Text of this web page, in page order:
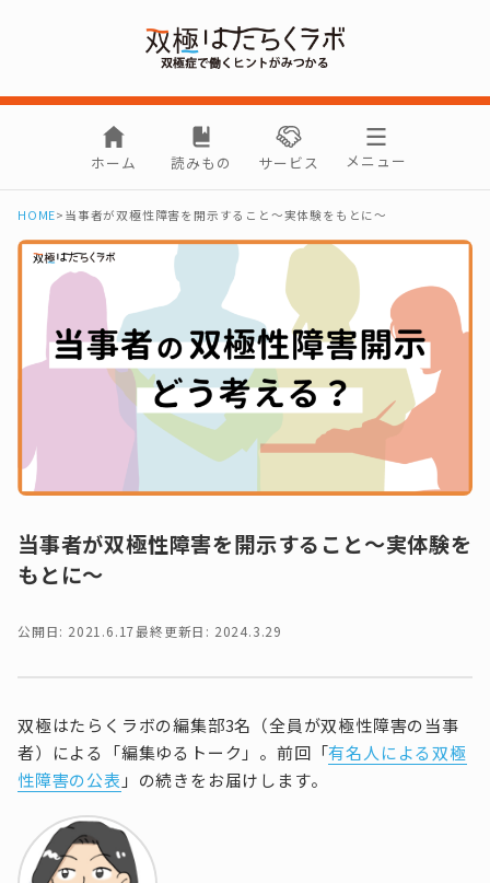
ホーム 読みもの サービス メニュー
HOME> 当事者が双極性障害を開示すること～実体験をもとに～
当事者が双極性障害を開示すること～実体験を
もとに～
公開日: 2021.6.17最終更新日: 2024.3.29
双極はたらくラボの編集部3名（全員が双極性障害の当事
者）による「編集ゆるトーク」。前回「有名人による双極
性障害の公表 」の続きをお届けします。